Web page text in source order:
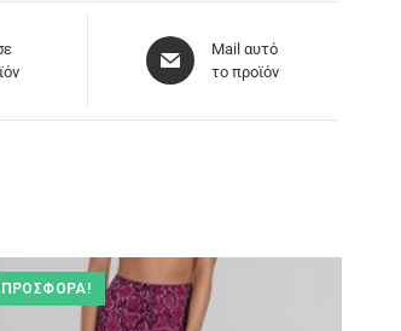
Mail αυτό
το προϊόν
ΠΡΟΣΦΟΡΆ!